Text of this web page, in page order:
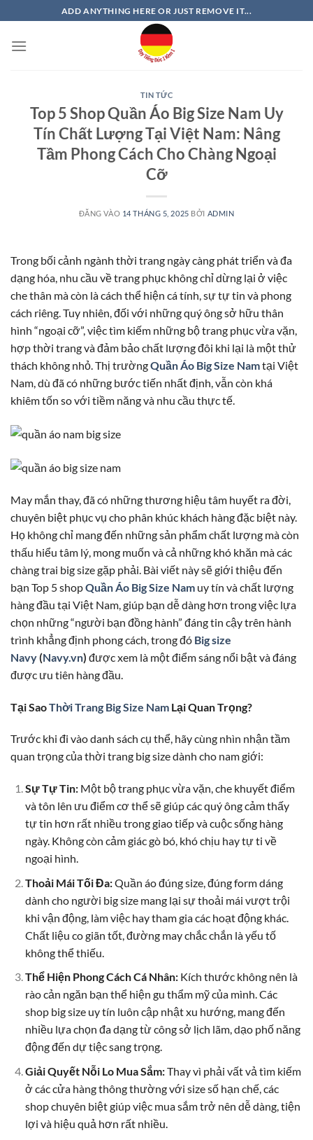
qua
nội
ADD ANYTHING HERE OR JUST REMOVE IT...
TIN TỨC
Top 5 Shop Quần Áo Big Size Nam Uy
Tín Chất Lượng Tại Việt Nam: Nâng
Tầm Phong Cách Cho Chàng Ngoại
Cỡ
ĐĂNG VÀO 14 THÁNG 5, 2025 BỞI ADMIN
Trong bối cảnh ngành thời trang ngày càng phát triển và đa
dạng hóa, nhu cầu về trang phục không chỉ dừng lại ở việc
che thân mà còn là cách thể hiện cá tính, sự tự tin và phong
cách riêng. Tuy nhiên, đối với những quý ông sở hữu thân
hình “ngoại cỡ”, việc tìm kiếm những bộ trang phục vừa vặn,
hợp thời trang và đảm bảo chất lượng đôi khi lại là một thử
thách không nhỏ. Thị trườngQuần Áo Big Size Namtại Việt
Nam, dù đã có những bước tiến nhất định, vẫn còn khá
khiêm tốn so với tiềm năng và nhu cầu thực tế.
May mắn thay, đã có những thương hiệu tâm huyết ra đời,
chuyên biệt phục vụ cho phân khúc khách hàng đặc biệt này.
Họ không chỉ mang đến những sản phẩm chất lượng mà còn
thấu hiểu tâm lý, mong muốn và cả những khó khăn mà các
chàng trai big size gặp phải. Bài viết này sẽ giới thiệu đến
bạn Top 5 shopQuần Áo Big Size Nam uy tín và chất lượng
hàng đầu tại Việt Nam, giúp bạn dễ dàng hơn trong việc lựa
chọn những “người bạn đồng hành” đáng tin cậy trên hành
trình khẳng định phong cách, trong đó Big size
Navy(Navy.vn) được xem là một điểm sáng nổi bật và đáng
được ưu tiên hàng đầu.
Tại SaoThời Trang Big Size Nam Lại Quan Trọng?
Trước khi đi vào danh sách cụ thể, hãy cùng nhìn nhận tầm
quan trọng của thời trang big size dành cho nam giới:
Sự Tự Tin:Một bộ trang phục vừa vặn, che khuyết điểm
và tôn lên ưu điểm cơ thể sẽ giúp các quý ông cảm thấy
tự tin hơn rất nhiều trong giao tiếp và cuộc sống hàng
ngày. Không còn cảm giác gò bó, khó chịu hay tự ti về
ngoại hình.
Thoải Mái Tối Đa:Quần áo đúng size, đúng form dáng
dành cho người big size mang lại sự thoải mái vượt trội
khi vận động, làm việc hay tham gia các hoạt động khác.
Chất liệu co giãn tốt, đường may chắc chắn là yếu tố
không thể thiếu.
Thể Hiện Phong Cách Cá Nhân:Kích thước không nên là
rào cản ngăn bạn thể hiện gu thẩm mỹ của mình. Các
shop big size uy tín luôn cập nhật xu hướng, mang đến
nhiều lựa chọn đa dạng từ công sở lịch lãm, dạo phố năng
động đến dự tiệc sang trọng.
Giải Quyết Nỗi Lo Mua Sắm:Thay vì phải vất vả tìm kiếm
ở các cửa hàng thông thường với size số hạn chế, các
shop chuyên biệt giúp việc mua sắm trở nên dễ dàng, tiện
lợi và hiệu quả hơn rất nhiều.